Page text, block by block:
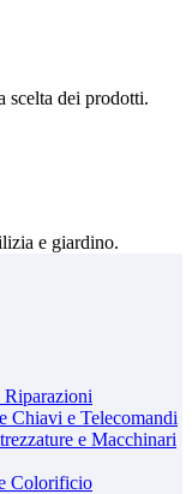
scelta dei prodotti.
e giardino.
Riparazioni
Chiavi e Telecomandi
e Macchinari
Colorificio